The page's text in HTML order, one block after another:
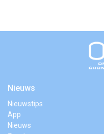
Nieuws
Nieuwstips
App
Nieuws